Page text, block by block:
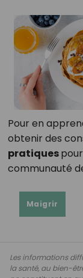
Pour en
obtenir des
pratiques
communauté
Maigrir
Les informations
la santé, au bien-